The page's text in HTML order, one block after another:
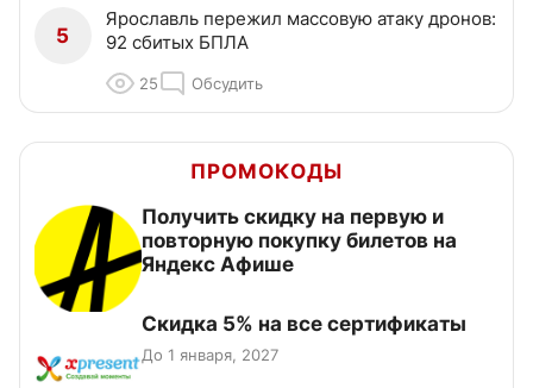
5
Ярославль пережил массовую атаку дронов:
92 сбитых БПЛА
25 Обсудить
ПРОМОКОДЫ
Получить скидку на первую и
повторную покупку билетов на
Яндекс Афише
Скидка 5% на все сертификаты
До 1 января, 2027